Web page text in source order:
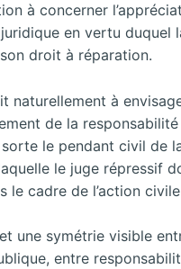
à concerner
en vertu duquel
droit à réparation.
naturellement à
de la
le pendant civil de
le juge répressif
le cadre de l’action
une symétrie visible
entre